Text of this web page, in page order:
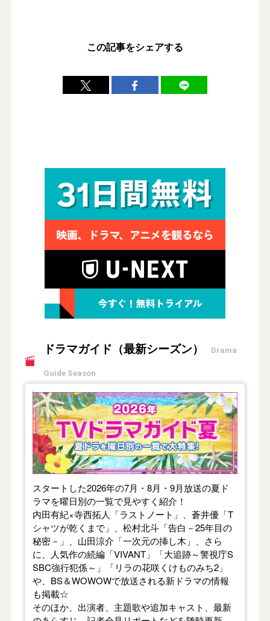
この記事をシェアする
ドラマガイド（最新シーズン） Drama
Guide Season
【2026年夏】TVドラマガイド
スタートした2026年の7月・8月・9月放送の夏ド
ラマを曜日別の一覧で見やすく紹介！
内田有紀×寺西拓人「ラストノート」、蒼井優「T
シャツが乾くまで」、松村北斗「告白－25年目の
秘密－」、山田涼介「一次元の挿し木」、さら
に、人気作の続編「VIVANT」「大追跡～警視庁S
SBC強行犯係～」「リラの花咲くけものみち2」
や、BS＆WOWOWで放送される新ドラマの情報
も掲載☆
そのほか、出演者、主題歌や追加キャスト、最新